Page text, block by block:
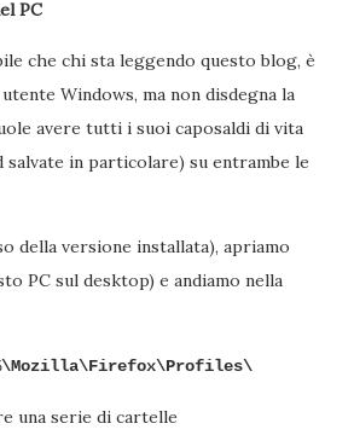
PC
che chi sta leggendo questo blog, è
Windows, ma non disdegna la
avere tutti i suoi caposaldi di vita
in particolare) su entrambe le
della versione installata), apriamo
PC sul desktop) e andiamo nella
una serie di cartelle